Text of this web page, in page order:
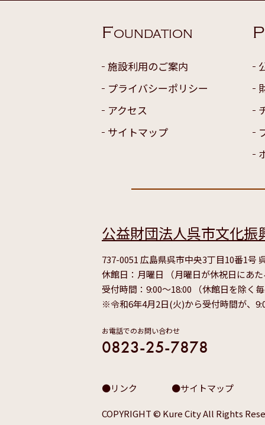
FOUNDATION
施設利用のご案内
プライバシーポリシー
アクセス
サイトマップ
P
公益財団法人呉市文化振
737-0051 広島県呉市中央3丁目10番1号
休館日：月曜日 （月曜日が休祝日にあ
受付時間：9:00～18:00 （休館日を除く
※令和6年4月2日(火)から受付時間が、
お電話でのお問い合わせ
0823-25-7878
リンク サイトマップ
COPYRIGHT © Kure City All Rights